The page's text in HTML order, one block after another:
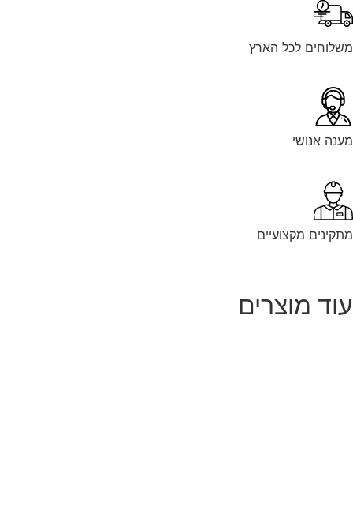
לכל הארץ
אנושי
מקצועיים
מוצרים